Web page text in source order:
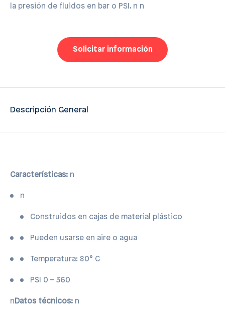
la presión de fluidos en bar o PSI. n n
Solicitar información
Descripción General
Características: n
n
Construidos en cajas de material plástico
Pueden usarse en aire o agua
Temperatura: 80° C
PSI 0 – 360
n Datos técnicos: n